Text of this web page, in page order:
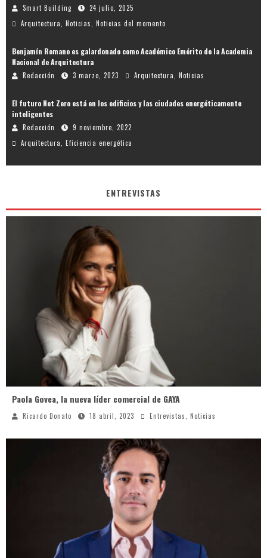
Smart Building
24 julio, 2025
Arquitectura
Noticias Noticias del momento
Benjamín Romano es galardonado como Académico Emérito de la Academia
Nacional de Arquitectura
Redacción 3 marzo, 2023 Arquitectura Noticias
El futuro Net Zero está en los edificios y las ciudades energéticamente
inteligentes
Redacción
9 noviembre, 2022
Arquitectura
Eficiencia energética
ENTREVISTAS
Paola Govea, la nueva líder comercial de GAYA
Ricardo Donato 18 abril, 2023 Entrevistas Noticias